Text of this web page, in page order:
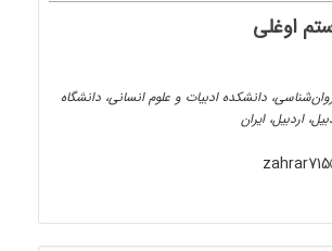
اوغلی
دانشکده ادبیات و علوم انسانی، دانشگاه
اردبیل، ایران